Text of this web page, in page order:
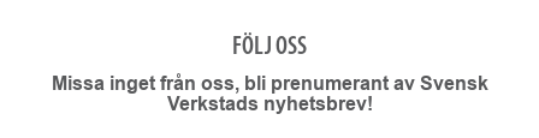
FÖLJ OSS
Missa inget från oss, bli prenumerant av Svensk
Verkstads nyhetsbrev!